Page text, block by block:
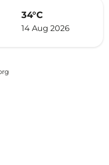
34°C
14 Aug 2026